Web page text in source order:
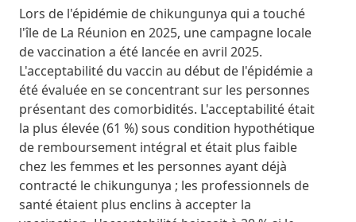
Lors de l'épidémie de chikungunya qui a touché
l'île de La Réunion en 2025, une campagne locale
de vaccination a été lancée en avril 2025.
L'acceptabilité du vaccin au début de l'épidémie a
été évaluée en se concentrant sur les personnes
présentant des comorbidités. L'acceptabilité était
la plus élevée (61 %) sous condition hypothétique
de remboursement intégral et était plus faible
chez les femmes et les personnes ayant déjà
contracté le chikungunya ; les professionnels de
santé étaient plus enclins à accepter la